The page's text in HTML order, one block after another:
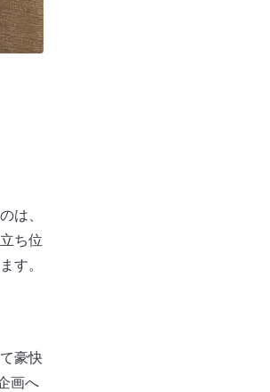
は、
ち位
す。
豪快
画へ